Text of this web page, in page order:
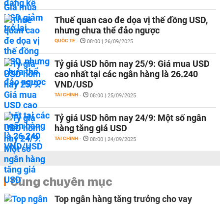
Thuế quan cao đe dọa vị thế đồng USD,
nhưng chưa thể đảo ngược
QUỐC TẾ - 08:00 | 26/09/2025
Tỷ giá USD hôm nay 25/9: Giá mua USD
cao nhất tại các ngân hàng là 26.240
VND/USD
TÀI CHÍNH - 08:00 | 25/09/2025
Tỷ giá USD hôm nay 24/9: Một số ngân
hàng tăng giá USD
TÀI CHÍNH - 08:00 | 24/09/2025
Cùng chuyên mục
Top ngân hàng tăng trưởng cho vay